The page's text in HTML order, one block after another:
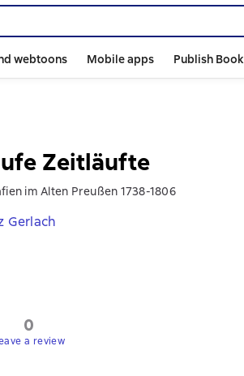
webtoons Mobile apps Publish Book
Zeitläufte
im Alten Preußen 1738-1806
Gerlach
0
a review